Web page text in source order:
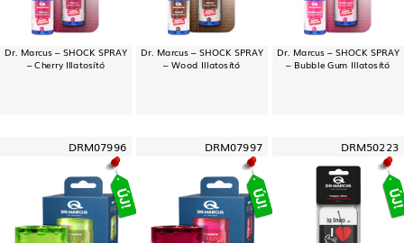
Dr. Marcus – SHOCK SPRAY
– Cherry Illatosító
Dr. Marcus – SHOCK SPRAY
– Wood Illatosító
Dr. Marcus – SHOCK SPRAY
– Bubble Gum Illatosító
DRM07996 DRM07997 DRM50223